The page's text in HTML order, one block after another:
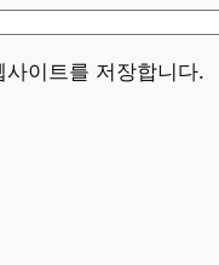
이트를 저장합니다.